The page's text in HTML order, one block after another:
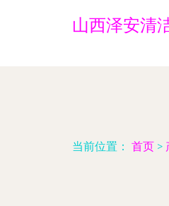
山西泽安清
当前位置： 首页 >